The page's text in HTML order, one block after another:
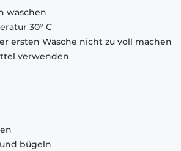
waschen
30° C
ersten Wäsche nicht zu voll machen
verwenden
bügeln